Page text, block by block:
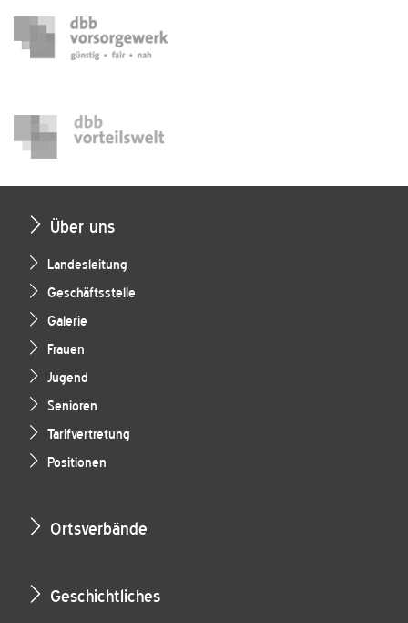
Über uns
Landesleitung
Geschäftsstelle
Galerie
Frauen
Jugend
Senioren
Tarifvertretung
Positionen
Ortsverbände
Geschichtliches